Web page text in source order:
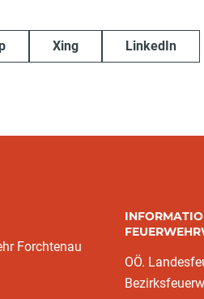
Xing LinkedIn
Forchtenau
OÖ.